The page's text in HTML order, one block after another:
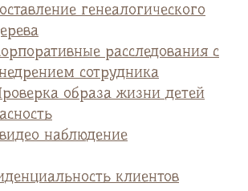
генеалогического
расследования с
сотрудника
образа жизни детей
наблюдение
клиентов